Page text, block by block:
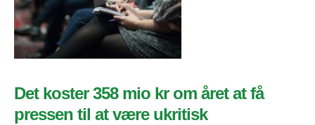
Det koster 358 mio kr om året at få
pressen til at være ukritisk